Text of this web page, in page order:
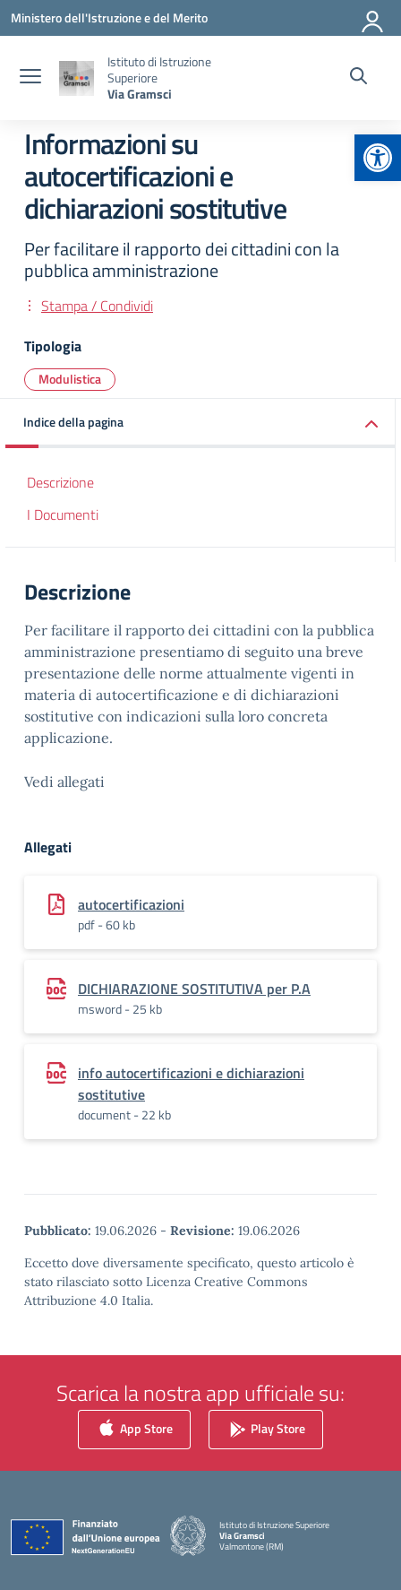
Vai ai contenuti
Vai al menu di navigazione
Vai al footer
Ministero dell'Istruzione e del Merito
Istituto di Istruzione
Superiore
Via Gramsci
Informazioni su
autocertificazioni e
dichiarazioni sostitutive
Per facilitare il rapporto dei cittadini con la
pubblica amministrazione
Stampa / Condividi
Tipologia
Modulistica
Indice della pagina
Descrizione
I Documenti
Descrizione
Per facilitare il rapporto dei cittadini con la pubblica
amministrazione presentiamo di seguito una breve
presentazione delle norme attualmente vigenti in
materia di autocertificazione e di dichiarazioni
sostitutive con indicazioni sulla loro concreta
applicazione.
Vedi allegati
Allegati
autocertificazioni
pdf - 60 kb
DICHIARAZIONE SOSTITUTIVA per P.A
msword - 25 kb
info autocertificazioni e dichiarazioni
sostitutive
document - 22 kb
Pubblicato: 19.06.2026 - Revisione: 19.06.2026
Eccetto dove diversamente specificato, questo articolo è
stato rilasciato sotto Licenza Creative Commons
Attribuzione 4.0 Italia.
Scarica la nostra app ufficiale su:
App Store Play Store
Istituto di Istruzione Superiore
Via Gramsci
Valmontone (RM)